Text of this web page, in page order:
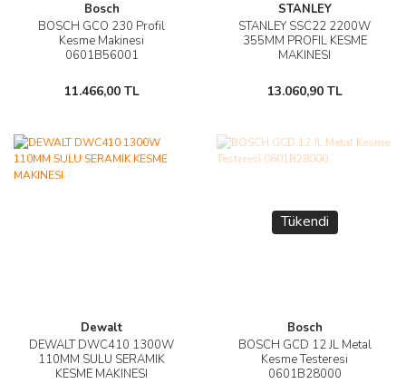
Bosch
BOSCH GCO 230 Profil
Kesme Makinesi
0601B56001
11.466,00 TL
STANLEY
STANLEY SSC22 2200W
355MM PROFIL KESME
MAKINESI
13.060,90 TL
Dewalt
DEWALT DWC410 1300W
110MM SULU SERAMIK
KESME MAKINESI
Tükendi
Bosch
BOSCH GCD 12 JL Metal
Kesme Testeresi
0601B28000